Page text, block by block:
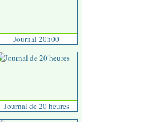
Journal 20h00
Journal de 20 heures